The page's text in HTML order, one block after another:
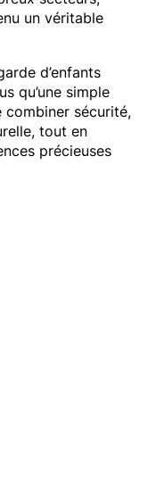
un véritable
d’enfants
qu’une simple
combiner sécurité,
tout en
précieuses